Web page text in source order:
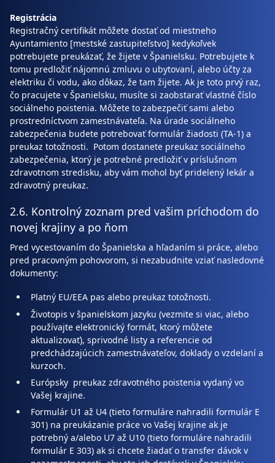
Registrácia
Registračný certifikát môžete dostať od miestneho
Ayuntamiento [mestské zastupiteľstvo] kedykoľvek
potrebujete preukázať, že žijete v Španielsku. Potrebujete k
tomu predložiť nájomnú zmluvu o ubytovaní, alebo účty za
elektriku či vodu, ako dôkaz, že tam žijete. Ak je toto prvý raz,
čo pracujete v Španielsku, musíte si zaobstarať vlastné číslo
sociálneho poistenia. Môžete to zabezpečiť sami alebo
prostredníctvom zamestnávateľa. Na úrade sociálneho
zabezpečenia budete potrebovať formulár žiadosti (TA-1) a
preukaz totožnosti. Potom dostanete preukaz sociálneho
zabezpečenia, ktorý je potrebné predložiť v príslušnom
zdravotnom stredisku, aby vám mohol byť pridelený lekár a
zdravotný preukaz.
2.6. Kontrolný zoznam pred vašim príchodom do
novej krajiny a po ňom
Pred vycestovaním do Španielska a hľadaním si práce, alebo
pred pracovným pohovorom, si nezabudnite vziať nasledovné
dokumenty:
Platný EU/EEA pas alebo preukaz totožnosti.
Životopis v španielskom jazyku (vezmite si viac, alebo
používajte elektronický formát, ktorý môžete
aktualizovať), sprivodné listy a referencie od
predchádzajúcich zamestnávateľov, doklady o vzdelaní a
kurzoch.
Európsky preukaz zdravotného poistenia vydaný vo
Vašej krajine.
Formulár U1 až U4 (tieto formuláre nahradili formulár E
301) na preukázanie práce vo Vašej krajine ak je
potrebný a/alebo U7 až U10 (tieto formuláre nahradili
formulár E 303) ak si chcete žiadať o transfer dávok v